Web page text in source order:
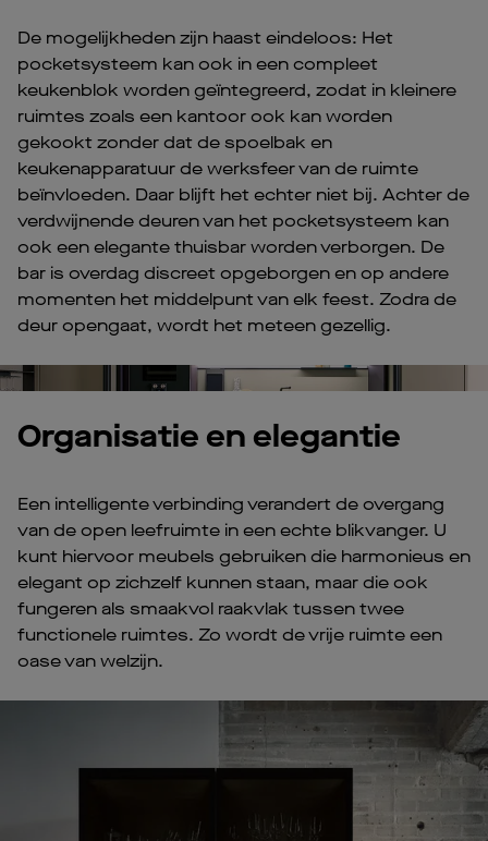
De mogelijkheden zijn haast eindeloos: Het
pocketsysteem kan ook in een compleet
keukenblok worden geïntegreerd, zodat in kleinere
ruimtes zoals een kantoor ook kan worden
gekookt zonder dat de spoelbak en
keukenapparatuur de werksfeer van de ruimte
beïnvloeden. Daar blijft het echter niet bij. Achter de
verdwijnende deuren van het pocketsysteem kan
ook een elegante thuisbar worden verborgen. De
bar is overdag discreet opgeborgen en op andere
momenten het middelpunt van elk feest. Zodra de
deur opengaat, wordt het meteen gezellig.
Organisatie en elegantie
Een intelligente verbinding verandert de overgang
van de open leefruimte in een echte blikvanger. U
kunt hiervoor meubels gebruiken die harmonieus en
elegant op zichzelf kunnen staan, maar die ook
fungeren als smaakvol raakvlak tussen twee
functionele ruimtes. Zo wordt de vrije ruimte een
oase van welzijn.